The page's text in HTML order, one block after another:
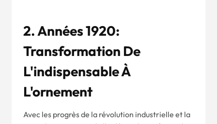
2.Années 1920:
Transformation De
L'indispensable À
L'ornement
Avec les progrès de la révolution industrielle et la